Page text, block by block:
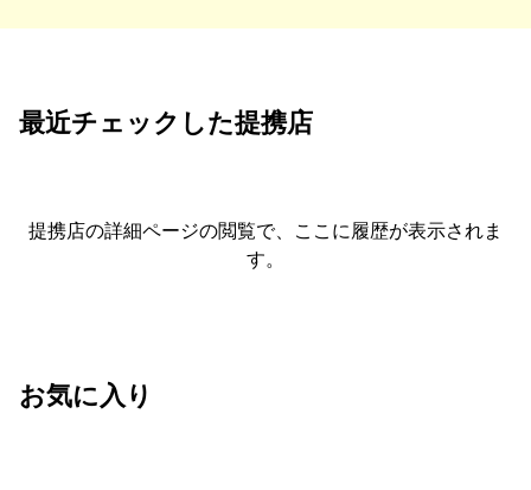
最近チェックした提携店
提携店の詳細ページの閲覧で、ここに履歴が表示されま
す。
お気に入り